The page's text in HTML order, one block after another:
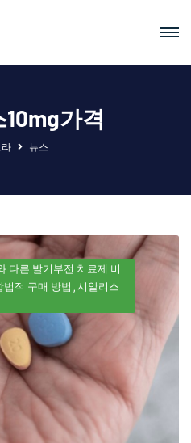
가격
라 뉴스
다른 발기부전 치료제 비
법적 구매 방법 시알리스